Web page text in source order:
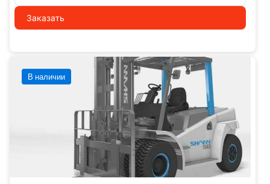
Заказать
В наличии